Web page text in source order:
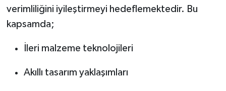
verimliliğini iyileştirmeyi hedeflemektedir. Bu
kapsamda;
İleri malzeme teknolojileri
Akıllı tasarım yaklaşımları